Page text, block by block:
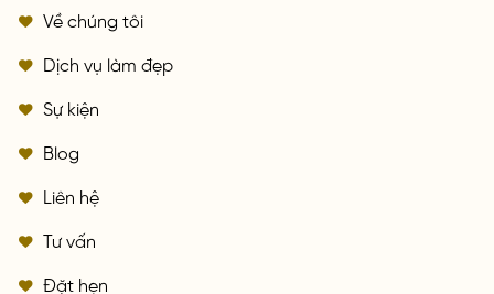
Về chúng tôi
Dịch vụ làm đẹp
Sự kiện
Blog
Liên hệ
Tư vấn
Đặt hẹn